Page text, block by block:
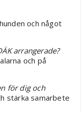
och något
arrangerade?
och på
för dig och
stärka samarbete